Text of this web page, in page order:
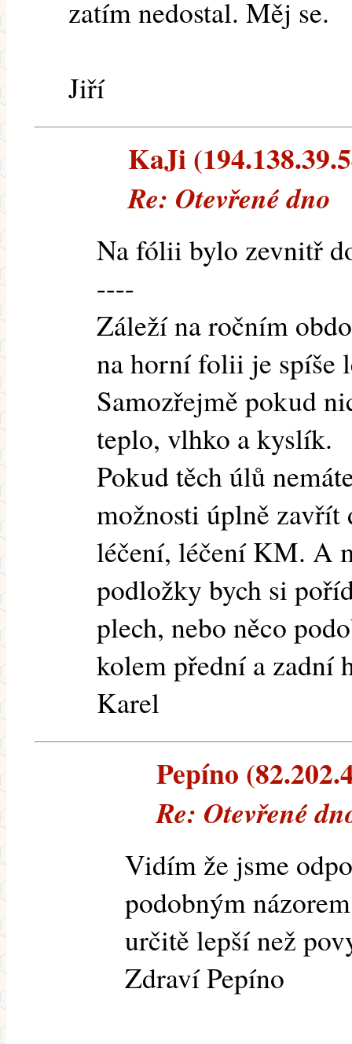
zatím nedostal. Měj se.
Jiří
KaJi
Re: Otevřené dno
Na fólii bylo zevnitř
----
Záleží na ročním
na horní folii je spíše
Samozřejmě pokud
teplo, vlhko a kyslík.
Pokud těch úlů
možnosti úplně zavřít
léčení, léčení KM. A
podložky bych si
plech, nebo něco
kolem přední a zadní
Karel
Pepíno
Re: Otevřené
Vidím že jsme
podobným
určitě lepší než
Zdraví Pepíno